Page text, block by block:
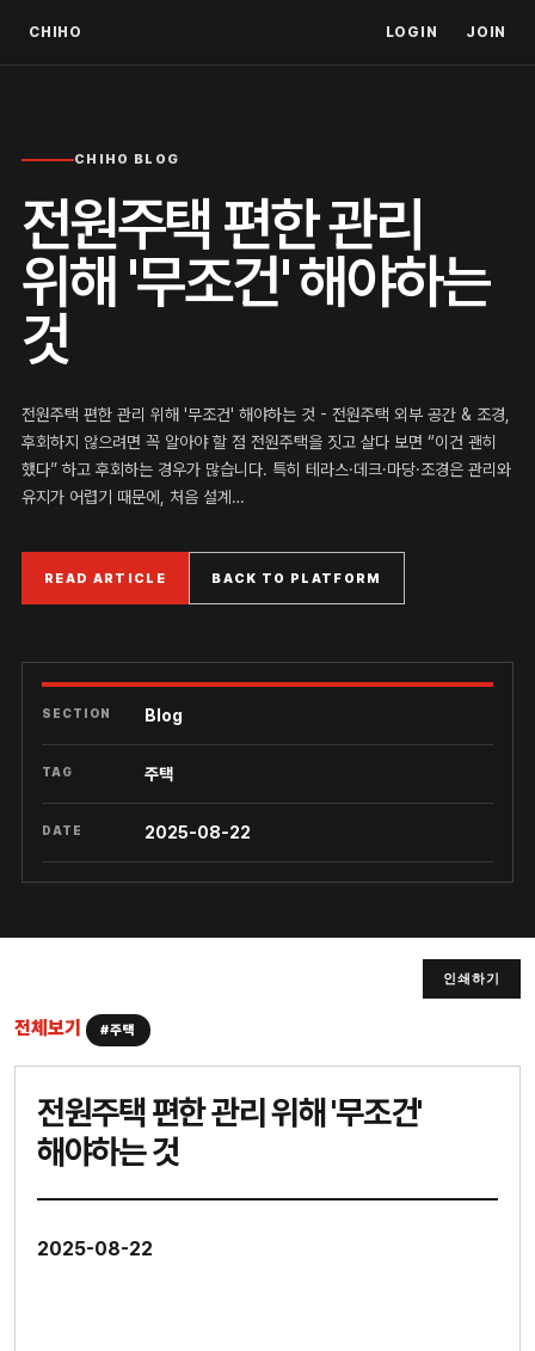
CHIHO LOGIN JOIN
CHIHO BLOG
전원주택 편한 관리
위해 '무조건' 해야하는
것
전원주택 편한 관리 위해 '무조건' 해야하는 것 - 전원주택 외부 공간 & 조경,
후회하지 않으려면 꼭 알아야 할 점 전원주택을 짓고 살다 보면 “이건 괜히
했다” 하고 후회하는 경우가 많습니다. 특히 테라스·데크·마당·조경은 관리와
유지가 어렵기 때문에, 처음 설계…
READ ARTICLE BACK TO PLATFORM
SECTION Blog
TAG 주택
DATE 2025-08-22
인쇄하기
전체보기 #주택
전원주택 편한 관리 위해 '무조건'
해야하는 것
2025-08-22